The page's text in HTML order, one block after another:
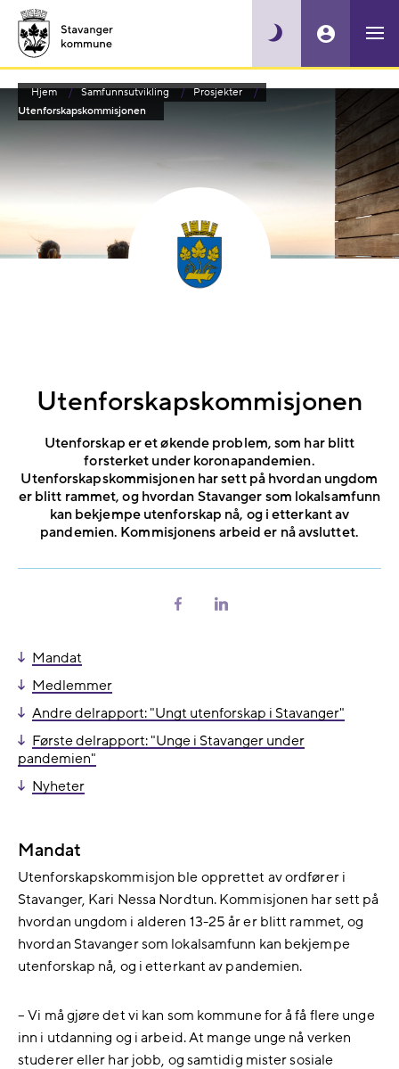
Hjem Samfunnsutvikling
Prosjekter
Utenforskapskommisjonen
Utenforskapskommisjonen
Utenforskap er et økende problem, som har blitt
forsterket under koronapandemien.
Utenforskapskommisjonen har sett på hvordan ungdom
er blitt rammet, og hvordan Stavanger som lokalsamfunn
kan bekjempe utenforskap nå, og i etterkant av
pandemien. Kommisjonens arbeid er nå avsluttet.
Del
Del
Mandat
Medlemmer
Andre delrapport: "Ungt utenforskap i Stavanger"
Første delrapport: "Unge i Stavanger under
pandemien"
Nyheter
Mandat
Utenforskapskommisjon ble opprettet av ordfører i
Stavanger, Kari Nessa Nordtun. Kommisjonen har sett på
hvordan ungdom i alderen 13-25 år er blitt rammet, og
hvordan Stavanger som lokalsamfunn kan bekjempe
utenforskap nå, og i etterkant av pandemien.
– Vi må gjøre det vi kan som kommune for å få flere unge
inn i utdanning og i arbeid. At mange unge nå verken
studerer eller har jobb, og samtidig mister sosiale